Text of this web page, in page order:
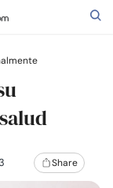
Share